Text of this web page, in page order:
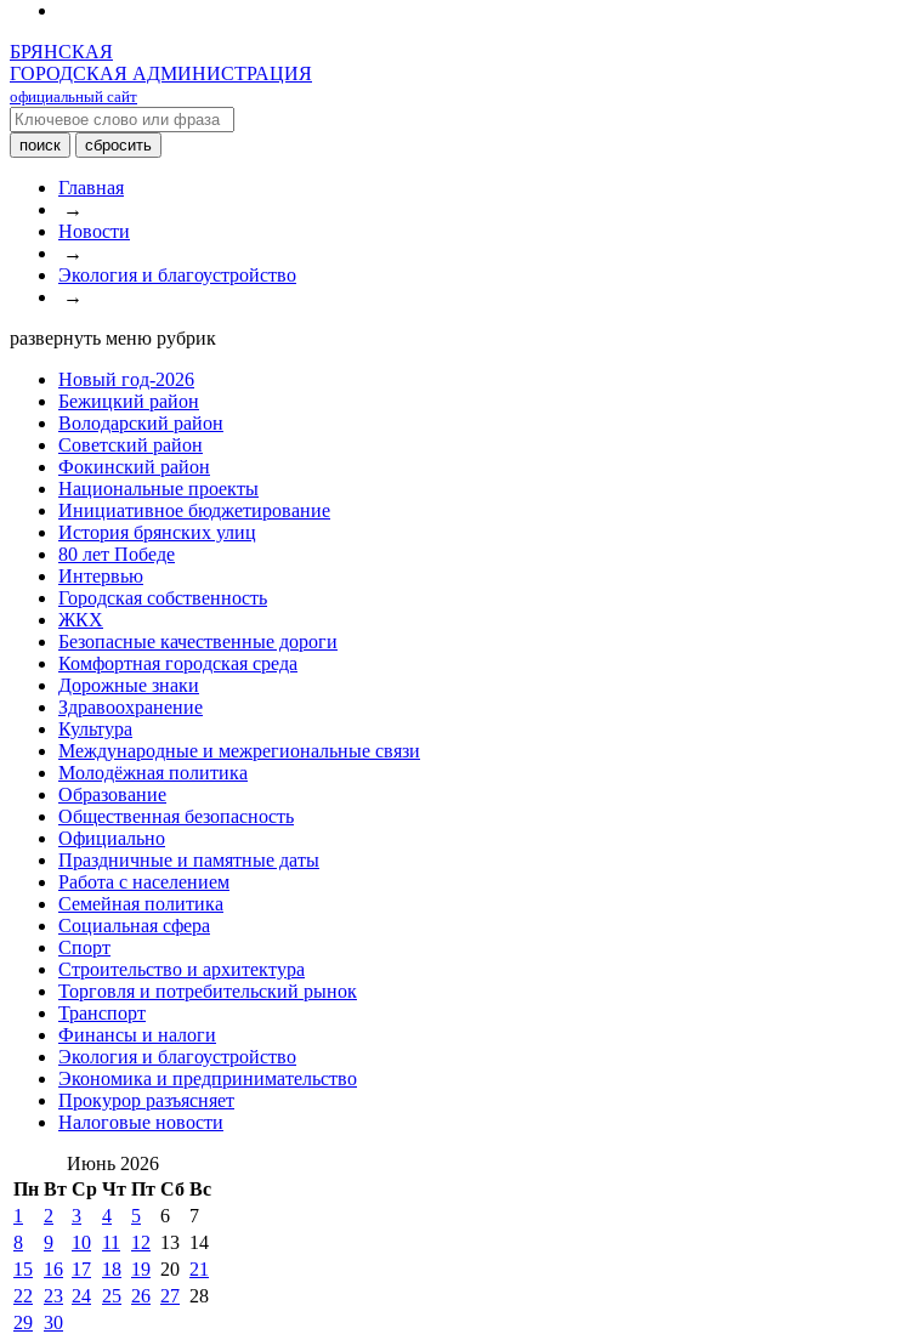
БРЯНСКАЯ
ГОРОДСКАЯ АДМИНИСТРАЦИЯ
официальный сайт
Главная
→
Новости
→
Экология и благоустройство
→
развернуть меню рубрик
Новый год-2026
Бежицкий район
Володарский район
Советский район
Фокинский район
Национальные проекты
Инициативное бюджетирование
История брянских улиц
80 лет Победе
Интервью
Городская собственность
ЖКХ
Безопасные качественные дороги
Комфортная городская среда
Дорожные знаки
Здравоохранение
Культура
Международные и межрегиональные связи
Молодёжная политика
Образование
Общественная безопасность
Официально
Праздничные и памятные даты
Работа с населением
Семейная политика
Социальная сфера
Спорт
Строительство и архитектура
Торговля и потребительский рынок
Транспорт
Финансы и налоги
Экология и благоустройство
Экономика и предпринимательство
Прокурор разъясняет
Налоговые новости
Июнь 2026
Пн Вт Ср Чт Пт Сб Вс
1
2 3 4 5 6
7
8
9 10 11 12 13 14
15 16 17 18 19 20 21
22
23 24 25 26 27 28
29 30